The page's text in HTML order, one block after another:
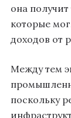
она получит
которые
доходов от
Между тем
поскольку